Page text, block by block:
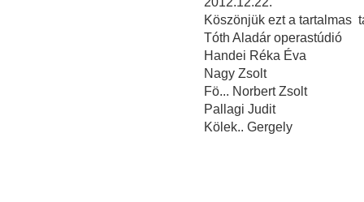
Köszönjük ezt a tartalmas
Tóth Aladár operastúdió
Handei Réka Éva
Nagy Zsolt
Fö... Norbert Zsolt
Pallagi Judit
Kölek.. Gergely